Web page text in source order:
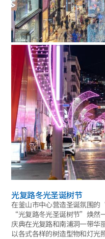
光复路冬光圣诞树节
在釜山市中心营造圣诞氛围
“光复路冬光圣诞树节”焕然
庆典在光复路和南浦洞一带华
以各式各样的树造型物和灯光